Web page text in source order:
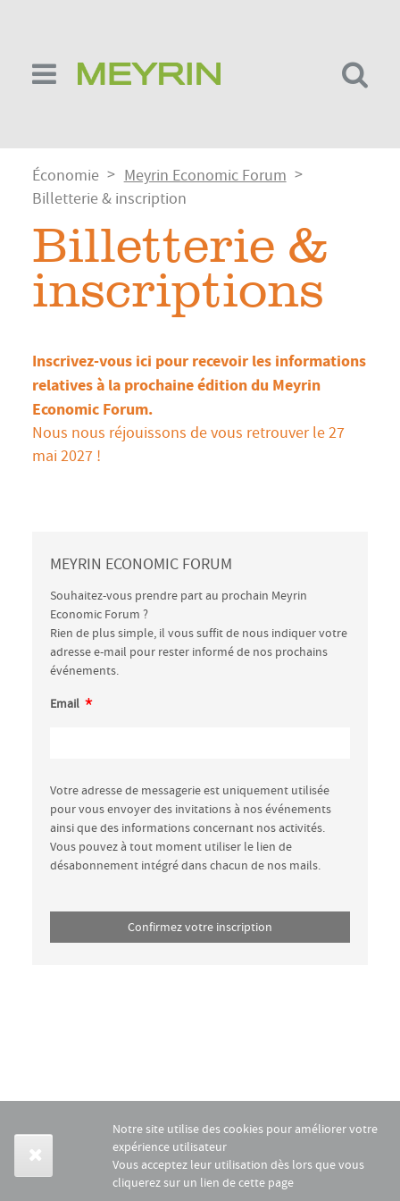
principal
Fil
d'Ariane
Économie
Meyrin Economic Forum
Billetterie & inscription
Billetterie &
inscriptions
Inscrivez-vous ici pour recevoir les informations
relatives à la prochaine édition du Meyrin
Economic Forum.
Nous nous réjouissons de vous retrouver le 27
mai 2027 !
MEYRIN ECONOMIC FORUM
Souhaitez-vous prendre part au prochain Meyrin
Economic Forum ?
Rien de plus simple, il vous suffit de nous indiquer votre
adresse e-mail pour rester informé de nos prochains
événements.
Email*
Votre adresse de messagerie est uniquement utilisée
pour vous envoyer des invitations à nos événements
ainsi que des informations concernant nos activités.
Vous pouvez à tout moment utiliser le lien de
désabonnement intégré dans chacun de nos mails.
Notre site utilise des cookies pour améliorer votre
expérience utilisateur
Vous acceptez leur utilisation dès lors que vous
cliquerez sur un lien de cette page